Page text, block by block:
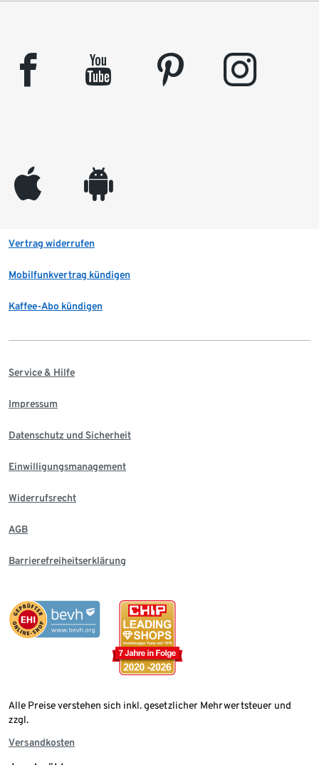
facebook youtube pinterest instagram
appleinc android
Vertrag widerrufen
Mobilfunkvertrag kündigen
Kaffee-Abo kündigen
Service & Hilfe
Impressum
Datenschutz und Sicherheit
Einwilligungsmanagement
Widerrufsrecht
AGB
Barrierefreiheitserklärung
Alle Preise verstehen sich inkl. gesetzlicher Mehrwertsteuer und
zzgl.
Versandkosten